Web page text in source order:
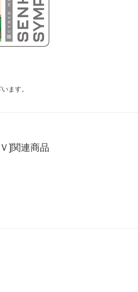
ます。
]関連商品